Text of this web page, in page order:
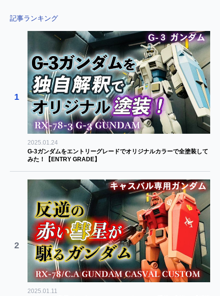
記事ランキング
1
2025.01.24
G-3ガンダムをエントリーグレードでオリジナルカラーで全塗装して
みた！【ENTRY GRADE】
2
2025.01.11